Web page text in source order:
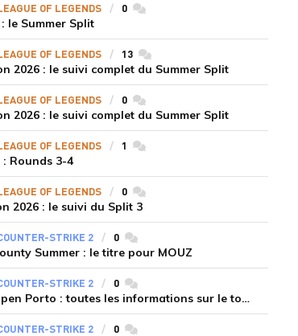
OF LEGENDS 0commentaires
: le Summer Split
OF LEGENDS 13commentaires
2026 : le suivi complet du Summer Split
OF LEGENDS 0commentaires
2026 : le suivi complet du Summer Split
OF LEGENDS 1 commentaires
: Rounds 3-4
OF LEGENDS 0commentaires
2026 : le suivi du Split 3
STRIKE 2 0commentaires
Summer : le titre pour MOUZ
STRIKE 2 0commentaires
BLAST Open Porto : toutes les informations sur le tournoi
STRIKE 2 0commentaires